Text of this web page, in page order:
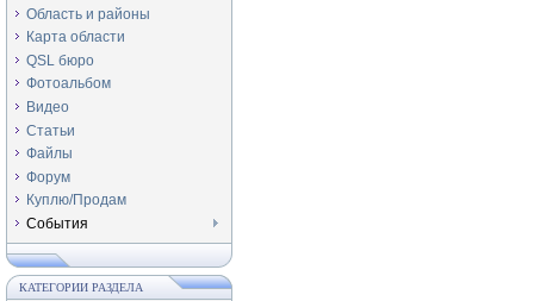
Область и районы
Карта области
QSL бюро
Фотоальбом
Видео
Статьи
Файлы
Форум
Куплю/Продам
События
КАТЕГОРИИ РАЗДЕЛА